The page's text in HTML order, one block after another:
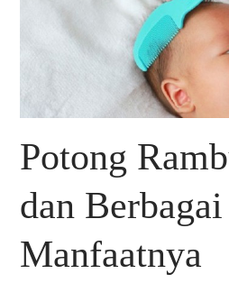
Potong
dan Berbagai
Manfaatnya